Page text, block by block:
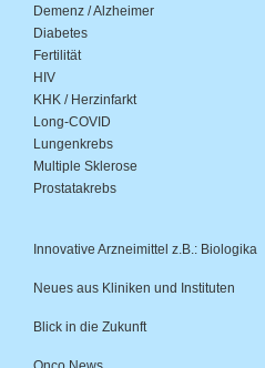
Demenz / Alzheimer
Diabetes
Fertilität
HIV
KHK / Herzinfarkt
Long-COVID
Lungenkrebs
Multiple Sklerose
Prostatakrebs
Innovative Arzneimittel z.B.: Biologika
Neues aus Kliniken und Instituten
Blick in die Zukunft